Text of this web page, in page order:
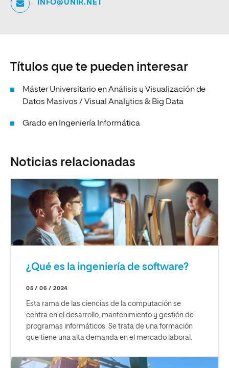
INFO@UNIR.NET
Títulos que te pueden interesar
Máster Universitario en Análisis y Visualización de
Datos Masivos / Visual Analytics & Big Data
Grado en Ingeniería Informática
Noticias relacionadas
¿Qué es la ingeniería de software?
05 / 06 / 2024
Esta rama de las ciencias de la computación se
centra en el desarrollo, mantenimiento y gestión de
programas informáticos. Se trata de una formación
que tiene una alta demanda en el mercado laboral.